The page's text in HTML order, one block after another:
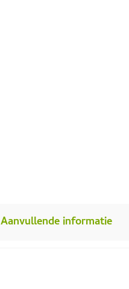
Aanvullende informatie